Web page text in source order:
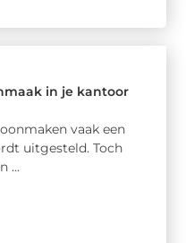
in je kantoor
vaak een
uitgesteld. Toch
...